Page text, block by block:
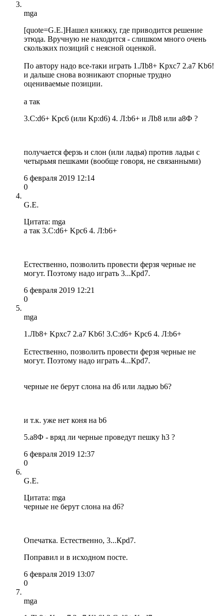
mga
[quote=G.E.]Нашел книжку, где приводится решение
этюда. Вручную не находится - слишком много очень
скользких позиций с неясной оценкой.
По автору надо все-таки играть 1.Лb8+ Kpxc7 2.a7 Kb6!
и дальше снова возникают спорные трудно
оцениваемые позиции.
а так
3.С:d6+ Kpc6 (или Кр:d6) 4. Л:b6+ и Лb8 или а8Ф ?
получается ферзь и слон (или ладья) против ладьи с
четырьмя пешками (вообще говоря, не связанными)
6 февраля 2019 12:14
0
G.E.
Цитата: mga
а так 3.С:d6+ Kpc6 4. Л:b6+
Естественно, позволить провести ферзя черные не
могут. Поэтому надо играть 3...Крd7.
6 февраля 2019 12:21
0
mga
1.Лb8+ Kpxc7 2.a7 Kb6! 3.С:d6+ Kpc6 4. Л:b6+
Естественно, позволить провести ферзя черные не
могут. Поэтому надо играть 4...Крd7.
черные не берут слона на d6 или ладью b6?
и т.к. уже нет коня на b6
5.а8Ф - вряд ли черные проведут пешку h3 ?
6 февраля 2019 12:37
0
G.E.
Цитата: mga
черные не берут слона на d6?
Опечатка. Естественно, 3...Крd7.
Поправил и в исходном посте.
6 февраля 2019 13:07
0
mga